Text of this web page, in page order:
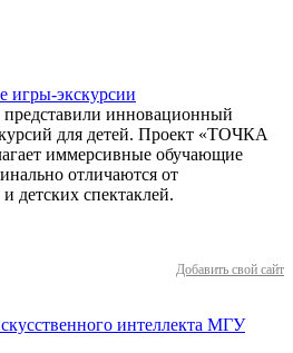
игры-экскурсии
инновационный
для детей. Проект «ТОЧКА
иммерсивные обучающие
отличаются от
детских спектаклей.
Добавить свой сайт